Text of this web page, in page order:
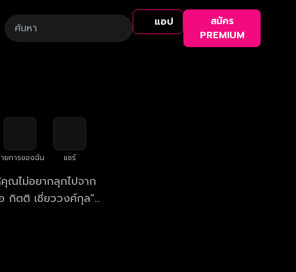
แอป
สมัคร
PREMIUM
ยการของฉัน แชร์
ณไม่อยากลุกไปจาก
กิตติ เชี่ยววงศ์กุล"